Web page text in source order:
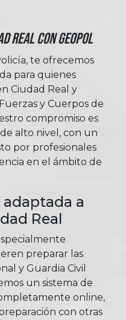
Real con Geopol
te ofrecemos
para quienes
Ciudad Real y
y Cuerpos de
compromiso es
alto nivel, con un
por profesionales
en el ámbito de
a
Real
preparar las
y Guardia Civil
un sistema de
online,
con otras